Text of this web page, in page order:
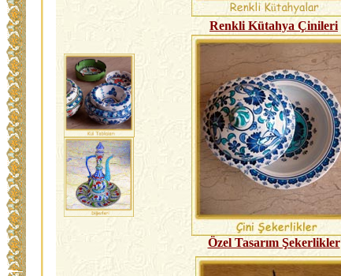
Renkli Kütahya Çinileri
Özel Tasarım Şekerlikler